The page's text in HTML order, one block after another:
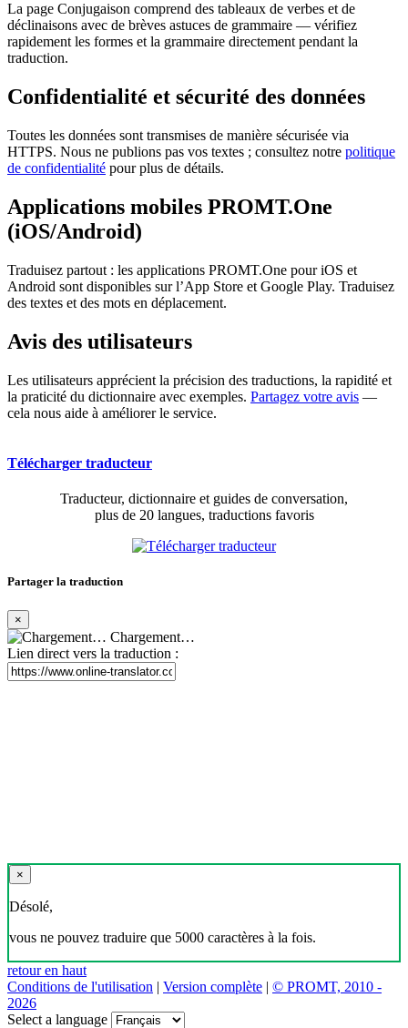
La page Conjugaison comprend des tableaux de verbes et de
déclinaisons avec de brèves astuces de grammaire — vérifiez
rapidement les formes et la grammaire directement pendant la
traduction.
Confidentialité et sécurité des données
Toutes les données sont transmises de manière sécurisée via
HTTPS. Nous ne publions pas vos textes ; consultez notre politique
de confidentialité pour plus de détails.
Applications mobiles PROMT.One
(iOS/Android)
Traduisez partout : les applications PROMT.One pour iOS et
Android sont disponibles sur l’App Store et Google Play. Traduisez
des textes et des mots en déplacement.
Avis des utilisateurs
Les utilisateurs apprécient la précision des traductions, la rapidité et
la praticité du dictionnaire avec exemples. Partagez votre avis —
cela nous aide à améliorer le service.
Télécharger traducteur
Traducteur, dictionnaire et guides de conversation,
plus de 20 langues, traductions favoris
Partager la traduction
×
Chargement…
Lien direct vers la traduction :
×
Désolé,
vous ne pouvez traduire que 5000 caractères à la fois.
retour en haut
Conditions de l'utilisation | Version complète | © PROMT, 2010 -
2026
Select a language